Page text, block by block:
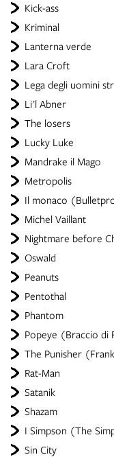
Kick-ass
Kriminal
Lanterna verde
Lara Croft
Lega degli uomini
Li'l Abner
The losers
Lucky Luke
Mandrake il Mago
Metropolis
Il monaco
Michel Vaillant
Nightmare before
Oswald
Peanuts
Pentothal
Phantom
Popeye (Braccio di
The Punisher
Rat-Man
Satanik
Shazam
I Simpson (The
Sin City